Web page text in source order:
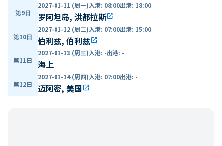
第9日
2027-01-11 (周一)入港: 08:00出港: 18:00
罗阿坦岛, 洪都拉斯open_in_new
第10日
2027-01-12 (周二)入港: 07:00出港: 15:00
伯利兹, 伯利兹open_in_new
第11日
2027-01-13 (周三)入港: -出港: -
海上
第12日
2027-01-14 (周四)入港: 07:00出港: -
迈阿密, 美国open_in_new